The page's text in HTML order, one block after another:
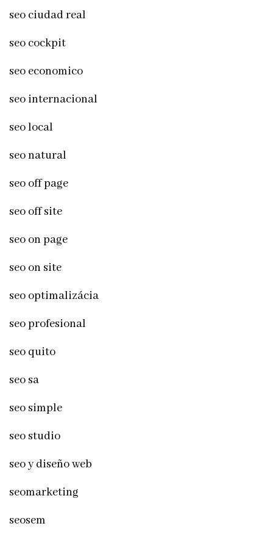
seo ciudad real
seo cockpit
seo economico
seo internacional
seo local
seo natural
seo off page
seo off site
seo on page
seo on site
seo optimalizácia
seo profesional
seo quito
seo sa
seo simple
seo studio
seo y diseño web
seomarketing
seosem